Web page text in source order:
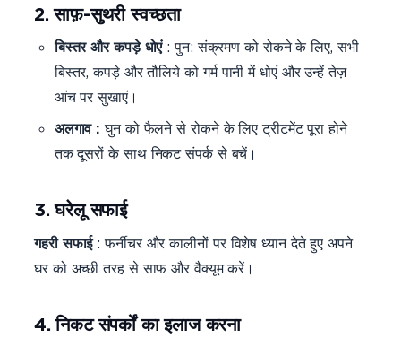
2. साफ़-सुथरी स्वच्छता
बिस्तर और कपड़े धोएं: पुन: संक्रमण को रोकने के लिए, सभी
बिस्तर, कपड़े और तौलिये को गर्म पानी में धोएं और उन्हें तेज़
आंच पर सुखाएं।
अलगाव : घुन को फैलने से रोकने के लिए ट्रीटमेंट पूरा होने
तक दूसरों के साथ निकट संपर्क से बचें।
3. घरेलू सफाई
गहरी सफाई : फर्नीचर और कालीनों पर विशेष ध्यान देते हुए अपने
घर को अच्छी तरह से साफ और वैक्यूम करें।
4. निकट संपर्कों का इलाज करना